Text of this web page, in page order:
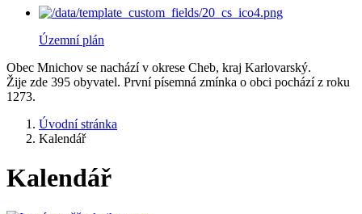
Územní plán
Obec Mnichov se nachází v okrese Cheb, kraj Karlovarský.
Žije zde 395 obyvatel. První písemná zmínka o obci pochází z roku
1273.
Úvodní stránka
Kalendář
Kalendář